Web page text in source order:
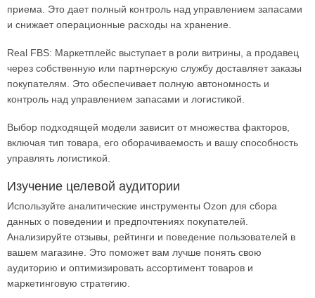
приема. Это дает полный контроль над управлением запасами
и снижает операционные расходы на хранение.
Real FBS: Маркетплейс выступает в роли витрины, а продавец
через собственную или партнерскую службу доставляет заказы
покупателям. Это обеспечивает полную автономность и
контроль над управлением запасами и логистикой.
Выбор подходящей модели зависит от множества факторов,
включая тип товара, его оборачиваемость и вашу способность
управлять логистикой.
Изучение целевой аудитории
Используйте аналитические инструменты Ozon для сбора
данных о поведении и предпочтениях покупателей.
Анализируйте отзывы, рейтинги и поведение пользователей в
вашем магазине. Это поможет вам лучше понять свою
аудиторию и оптимизировать ассортимент товаров и
маркетинговую стратегию.